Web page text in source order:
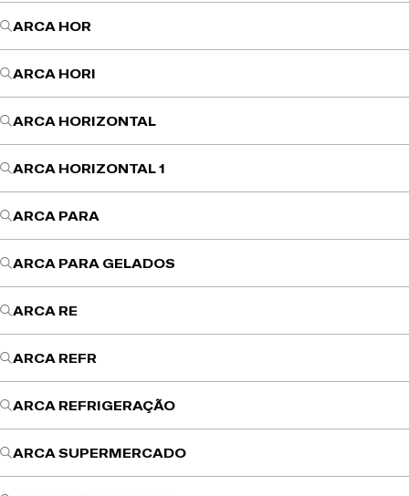
ARCA HOR
ARCA HORI
ARCA HORIZONTAL
ARCA HORIZONTAL 1
ARCA PARA
ARCA PARA GELADOS
ARCA RE
ARCA REFR
ARCA REFRIGERAÇÃO
ARCA SUPERMERCADO